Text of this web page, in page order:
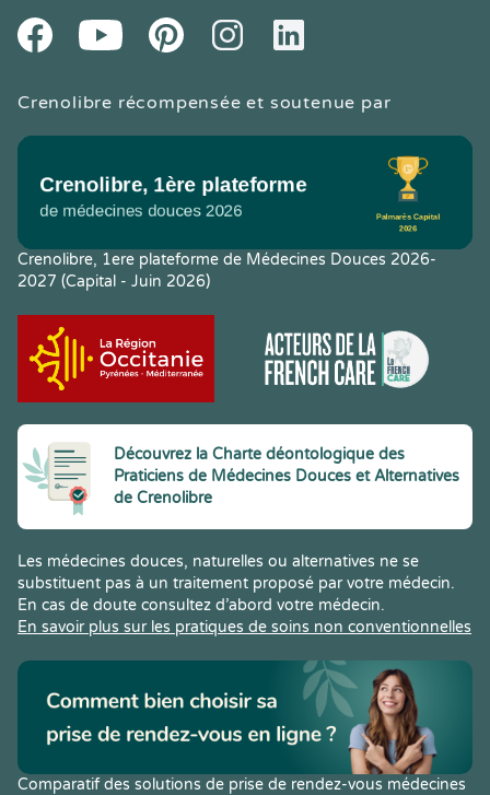
FacebookYoutube PinteresetInstagramLinkedIn
Crenolibre récompensée et soutenue par
Crenolibre, 1ere plateforme de Médecines Douces 2026-
2027 (Capital - Juin 2026)
Découvrez la Charte déontologique des
Praticiens de Médecines Douces et Alternatives
de Crenolibre
Les médecines douces, naturelles ou alternatives ne se
substituent pas à un traitement proposé par votre médecin.
En cas de doute consultez d’abord votre médecin.
En savoir plus sur les pratiques de soins non conventionnelles
Comparatif des solutions de prise de rendez-vous médecines